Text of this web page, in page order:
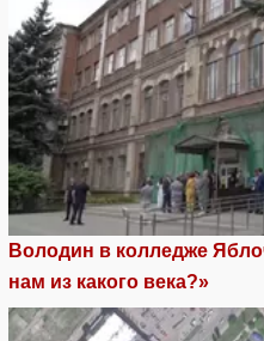
Володин в колледже
нам из какого века?»